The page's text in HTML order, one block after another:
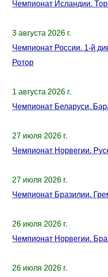
Чемпионат Исландии.
3 августа 2026 г.
Чемпионат России. 1-й
Ротор
1 августа 2026 г.
Чемпионат Беларуси.
27 июля 2026 г.
Чемпионат Норвегии.
27 июля 2026 г.
Чемпионат Бразилии.
26 июля 2026 г.
Чемпионат Норвегии.
26 июля 2026 г.